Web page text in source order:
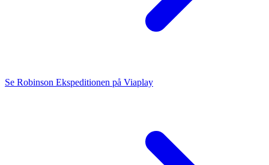
Se Robinson Ekspeditionen på Viaplay